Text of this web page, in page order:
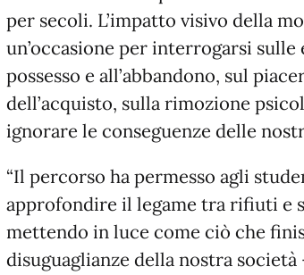
per secoli. L’impatto visivo della
un’occasione per interrogarsi sulle
possesso e all’abbandono, sul
dell’acquisto, sulla rimozione
ignorare le conseguenze delle
“Il percorso ha permesso agli
approfondire il legame tra rifiuti e
mettendo in luce come ciò che
disuguaglianze della nostra società